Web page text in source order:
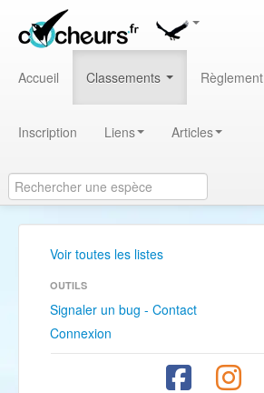
Accueil Classements Règlement
Inscription Liens Articles
Voir toutes les listes
OUTILS
Signaler un bug - Contact
Connexion